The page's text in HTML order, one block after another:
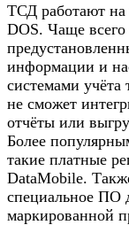
ТСД работают
DOS. Чаще
информации и
системами учёта
не сможет
отчёты или
Более
такие платные
DataMobile.
специальное ПО
маркированной